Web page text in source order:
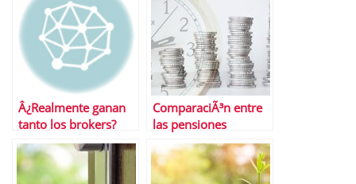
Â¿Realmente ganan
tanto los brokers?
ComparaciÃ³n entre
las pensiones
pÃºblicas y los planes
de pensiones
privados